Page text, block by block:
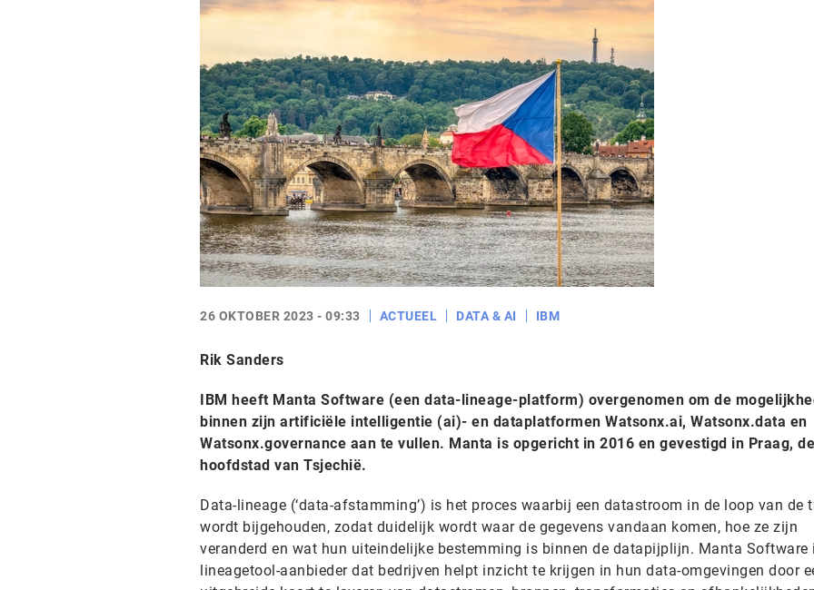
26 OKTOBER 2023 - 09:33 ACTUEEL DATA & AI IBM
Rik Sanders
IBM heeft Manta Software (een data-lineage-platform) overgenomen om de
binnen zijn artificiële intelligentie (ai)- en dataplatformen Watsonx.ai, Watsonx.data en
Watsonx.governance aan te vullen. Manta is opgericht in 2016 en gevestigd in Praag, de
hoofdstad van Tsjechië.
Data-lineage (‘data-afstamming’) is het proces waarbij een datastroom in de loop van de
wordt bijgehouden, zodat duidelijk wordt waar de gegevens vandaan komen, hoe ze zijn
veranderd en wat hun uiteindelijke bestemming is binnen de datapijplijn. Manta Software
lineagetool-aanbieder dat bedrijven helpt inzicht te krijgen in hun data-omgevingen door